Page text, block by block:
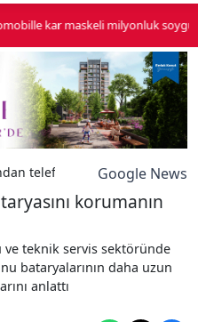
kar maskeli milyonluk soygun
telefon bataryasınıGoogle News
korumanın
ve teknik servis sektöründe
bataryalarının daha uzun
anlattı